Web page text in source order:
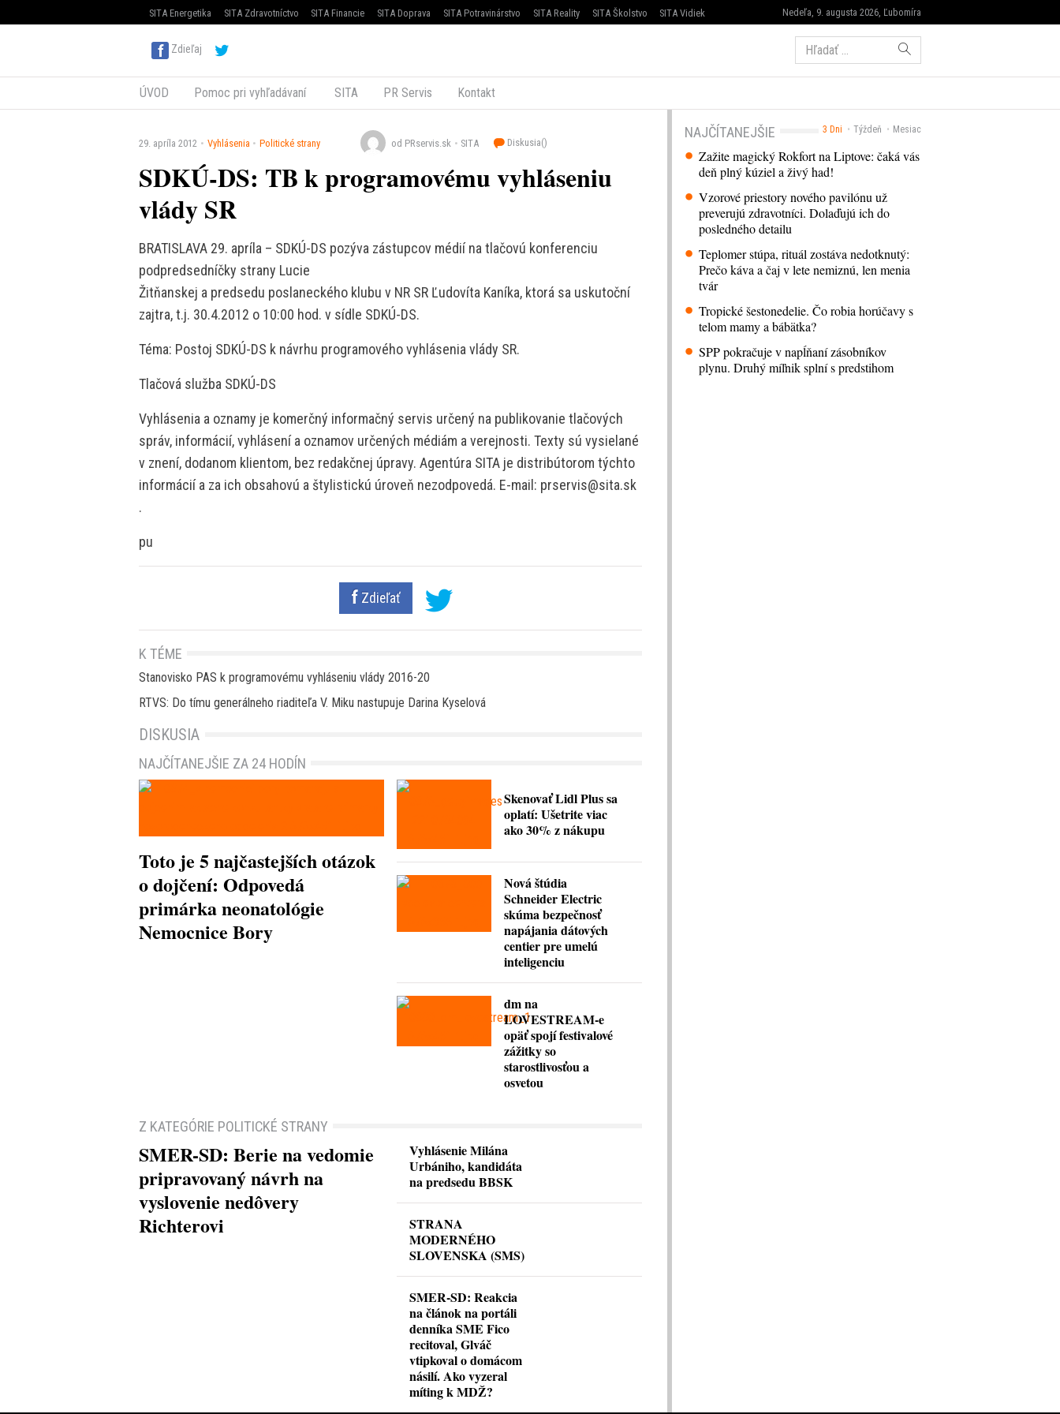
Nedeľa, 9. augusta 2026, Ľubomíra
SITA Energetika SITA Zdravotníctvo SITA Financie SITA Doprava SITA Potravinárstvo SITA Reality SITA Školstvo SITA Vidiek
Zdieľaj Hľadať:
ÚVOD Pomoc pri vyhľadávaní SITA PR Servis Kontakt
29. apríla 2012 Vyhlásenia Politické strany od PRservis.sk SITA Diskusia()
SDKÚ-DS: TB k programovému vyhláseniu
vlády SR
BRATISLAVA 29. apríla – SDKÚ-DS pozýva zástupcov médií na tlačovú konferenciu
podpredsedníčky strany Lucie
Žitňanskej a predsedu poslaneckého klubu v NR SR Ľudovíta Kaníka, ktorá sa uskutoční
zajtra, t.j. 30.4.2012 o 10:00 hod. v sídle SDKÚ-DS.
Téma: Postoj SDKÚ-DS k návrhu programového vyhlásenia vlády SR.
Tlačová služba SDKÚ-DS
Vyhlásenia a oznamy je komerčný informačný servis určený na publikovanie tlačových
správ, informácií, vyhlásení a oznamov určených médiám a verejnosti. Texty sú vysielané
v znení, dodanom klientom, bez redakčnej úpravy. Agentúra SITA je distribútorom týchto
informácií a za ich obsahovú a štylistickú úroveň nezodpovedá. E-mail: prservis@sita.sk
.
pu
Zdieľať
3 Dni Týždeň Mesiac
NAJČÍTANEJŠIE
Zažite magický Rokfort na Liptove: čaká vás
deň plný kúziel a živý had!
Vzorové priestory nového pavilónu už
preverujú zdravotníci. Dolaďujú ich do
posledného detailu
Teplomer stúpa, rituál zostáva nedotknutý:
Prečo káva a čaj v lete nemiznú, len menia
tvár
Tropické šestonedelie. Čo robia horúčavy s
telom mamy a bábätka?
SPP pokračuje v napĺňaní zásobníkov
plynu. Druhý míľnik splní s predstihom
K TÉME
Stanovisko PAS k programovému vyhláseniu vlády 2016-20
RTVS: Do tímu generálneho riaditeľa V. Miku nastupuje Darina Kyselová
DISKUSIA
NAJČÍTANEJŠIE ZA 24 HODÍN
Toto je 5 najčastejších otázok
o dojčení: Odpovedá
primárka neonatológie
Nemocnice Bory
Skenovať Lidl Plus sa
oplatí: Ušetrite viac
ako 30% z nákupu
Nová štúdia
Schneider Electric
skúma bezpečnosť
napájania dátových
centier pre umelú
inteligenciu
dm na
LOVESTREAM-e
opäť spojí festivalové
zážitky so
starostlivosťou a
osvetou
Z KATEGÓRIE POLITICKÉ STRANY
SMER-SD: Berie na vedomie
pripravovaný návrh na
vyslovenie nedôvery
Richterovi
Vyhlásenie Milána
Urbániho, kandidáta
na predsedu BBSK
STRANA
MODERNÉHO
SLOVENSKA (SMS)
SMER-SD: Reakcia
na článok na portáli
denníka SME Fico
recitoval, Glváč
vtipkoval o domácom
násilí. Ako vyzeral
míting k MDŽ?